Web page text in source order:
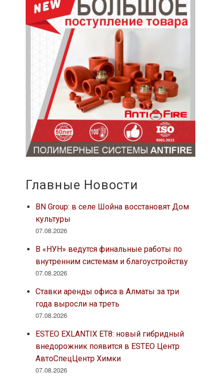
Главные Новости
BN Group: в селе Шойна восстановят Дом
культуры
07.08.2026
В «НУН» ведутся финальные работы по
внутренним системам и благоустройству
07.08.2026
Ставки аренды офиса в Алматы за три
года выросли на треть
07.08.2026
ESTEO EXLANTIX ET8: новый гибридный
внедорожник появится в ESTEO Центр
АвтоСпецЦентр Химки
07.08.2026